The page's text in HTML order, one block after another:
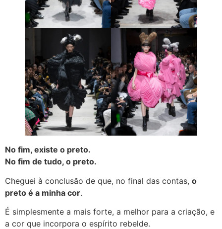
No fim, existe o preto.
No fim de tudo, o preto.
Cheguei à conclusão de que, no final das contas, o
preto é a minha cor.
É simplesmente a mais forte, a melhor para a criação, e
a cor que incorpora o espírito rebelde.